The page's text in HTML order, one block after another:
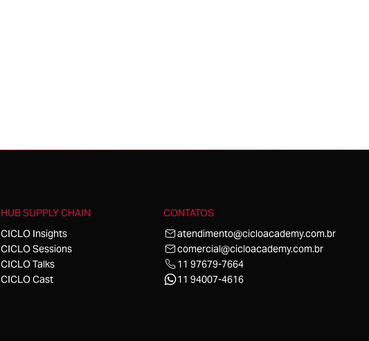
HUB SUPPLY CHAIN
CICLO Insights
CICLO Sessions
CICLO Talks
CICLO Cast
CONTATOS
atendimento@cicloacademy.com.br
comercial@cicloacademy.com.br
11 97679-7664
11 94007-4616